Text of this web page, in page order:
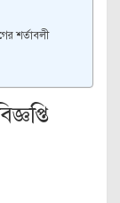
শর্তাবলী